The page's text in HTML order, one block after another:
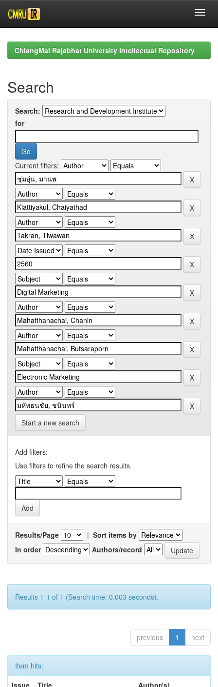
navigationChiangMai Rajabhat University Intellectual Repository
Search
Search:
for
Current filters:
Start a new search
Add filters:
Use filters to refine the search results.
Results/Page | Sort items by
In order
Authors/record
Results 1-1 of 1 (Search time: 0.003 seconds).
previous 1 next
Item hits:
Issue
Title Author(s)